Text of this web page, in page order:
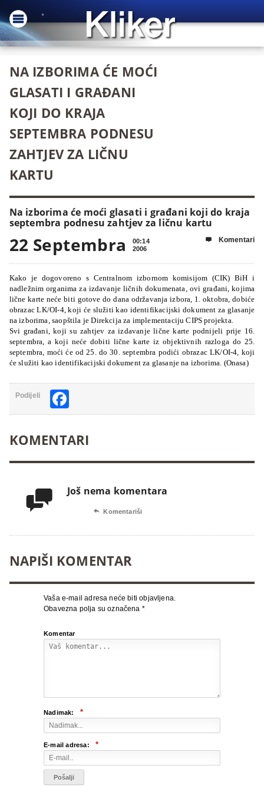
NA IZBORIMA ĆE MOĆI
GLASATI I GRAĐANI
KOJI DO KRAJA
SEPTEMBRA PODNESU
ZAHTJEV ZA LIČNU
KARTU
Na izborima će moći glasati i građani koji do kraja
septembra podnesu zahtjev za ličnu kartu
22 Septembra
00:14
2006
 Komentari
Kako je dogovoreno s Centralnom izbornom komisijom (CIK) BiH i
nadležnim organima za izdavanje ličnih dokumenata, ovi građani, kojima
lične karte neće biti gotove do dana održavanja izbora, 1. oktobra, dobiće
obrazac LK/OI-4, koji će služiti kao identifikacijski dokument za glasanje
na izborima, saopštila je Direkcija za implementaciju CIPS projekta.
Svi građani, koji su zahtjev za izdavanje lične karte podnijeli prije 16.
septembra, a koji neće dobiti lične karte iz objektivnih razloga do 25.
septembra, moći će od 25. do 30. septembra podići obrazac LK/OI-4, koji
će služiti kao identifikacijski dokument za glasanje na izborima. (Onasa)
Podijeli
KOMENTARI
 Još nema komentara
 Komentariši
NAPIŠI KOMENTAR
Vaša e-mail adresa neće biti objavljena.
Obavezna polja su označena *
Komentar
Nadimak: *
E-mail adresa: *